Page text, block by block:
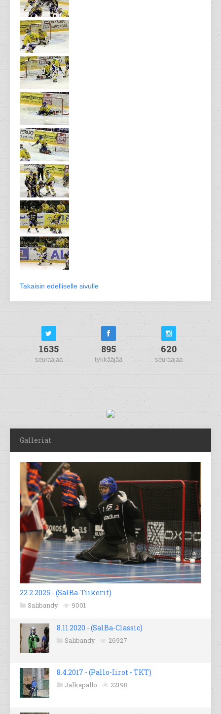
Takaisin edelliselle sivulle
1635
seuraajaa
895
tykkääjää
620
seuraajaa
Galleriat
22.2.2025 - (SalBa-Tiikerit)
Salibandy 9001
8.11.2020 - (SalBa-Classic)
Salibandy 26927
8.4.2017 - (Pallo-Iirot - TKT)
Jalkapallo 22198